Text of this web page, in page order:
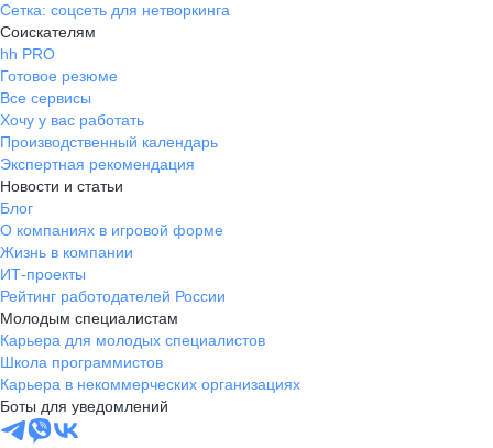
Сетка: соцсеть для нетворкинга
Соискателям
hh PRO
Готовое резюме
Все сервисы
Хочу у вас работать
Производственный календарь
Экспертная рекомендация
Новости и статьи
Блог
О компаниях в игровой форме
Жизнь в компании
ИТ-проекты
Рейтинг работодателей России
Молодым специалистам
Карьера для молодых специалистов
Школа программистов
Карьера в некоммерческих организациях
Боты для уведомлений